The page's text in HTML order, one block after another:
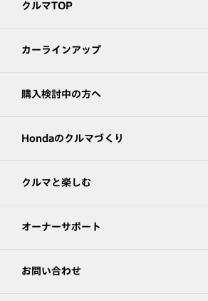
クルマTOP
カーラインアップ
購入検討中の方へ
Hondaのクルマづくり
クルマと楽しむ
オーナーサポート
お問い合わせ